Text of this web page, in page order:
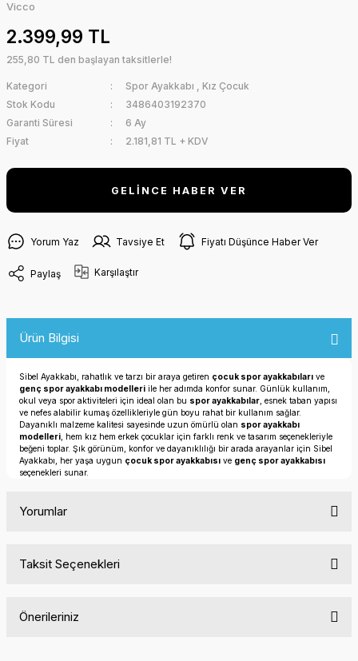
Vicco
2.399,99 TL
255,80 TL den başlayan taksitlerle!
Kategori Spor Ayakkabı , Kız Çocuk
Stok Kodu
3486403192370
Garanti Süresi
6 Ay
Fiyat
2.181,81 TL + KDV
GELİNCE HABER VER
Yorum Yaz Tavsiye Et Fiyatı Düşünce Haber Ver
Paylaş Karşılaştır
Ürün Bilgisi
Sibel Ayakkabı, rahatlık ve tarzı bir araya getiren çocuk spor ayakkabıları ve
genç spor ayakkabı modelleri ile her adımda konfor sunar. Günlük kullanım,
okul veya spor aktiviteleri için ideal olan bu spor ayakkabılar , esnek taban yapısı
ve nefes alabilir kumaş özellikleriyle gün boyu rahat bir kullanım sağlar.
Dayanıklı malzeme kalitesi sayesinde uzun ömürlü olan spor ayakkabı
modelleri , hem kız hem erkek çocuklar için farklı renk ve tasarım seçenekleriyle
beğeni toplar. Şık görünüm, konfor ve dayanıklılığı bir arada arayanlar için Sibel
Ayakkabı, her yaşa uygun çocuk spor ayakkabısı ve genç spor ayakkabısı
seçenekleri sunar.
Yorumlar
Taksit Seçenekleri
Önerileriniz